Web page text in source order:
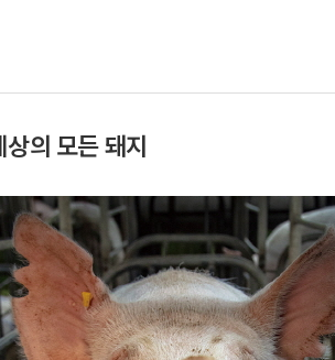
의 모든 돼지